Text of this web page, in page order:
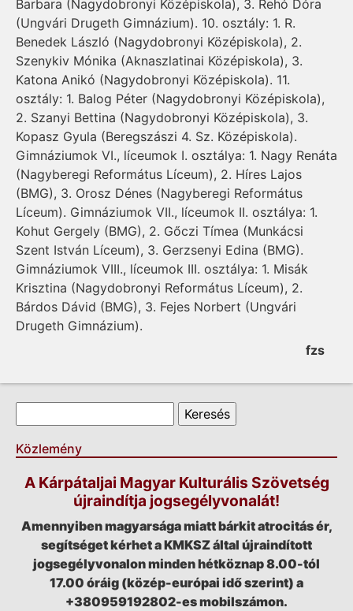
Barbara (Nagydobronyi Középiskola), 3. Rehó Dóra
(Ungvári Drugeth Gimnázium). 10. osztály: 1. R.
Benedek László (Nagydobronyi Középiskola), 2.
Szenykiv Mónika (Aknaszlatinai Középiskola), 3.
Katona Anikó (Nagydobronyi Középiskola). 11.
osztály: 1. Balog Péter (Nagydobronyi Középiskola),
2. Szanyi Bettina (Nagydobronyi Középiskola), 3.
Kopasz Gyula (Beregszászi 4. Sz. Középiskola).
Gimnáziumok VI., líceumok I. osztálya: 1. Nagy Renáta
(Nagyberegi Református Líceum), 2. Híres Lajos
(BMG), 3. Orosz Dénes (Nagyberegi Református
Líceum). Gimnáziumok VII., líceumok II. osztálya: 1.
Kohut Gergely (BMG), 2. Gőczi Tímea (Munkácsi
Szent István Líceum), 3. Gerzsenyi Edina (BMG).
Gimnáziumok VIII., líceumok III. osztálya: 1. Misák
Krisztina (Nagydobronyi Református Líceum), 2.
Bárdos Dávid (BMG), 3. Fejes Norbert (Ungvári
Drugeth Gimnázium).
fzs
Keresés űrlap
Közlemény
A Kárpátaljai Magyar Kulturális Szövetség
újraindítja jogsegélyvonalát!
Amennyiben magyarsága miatt bárkit atrocitás ér,
segítséget kérhet a KMKSZ által újraindított
jogsegélyvonalon minden hétköznap 8.00-tól
17.00 óráig (közép-európai idő szerint) a
+380959192802-es mobilszámon.